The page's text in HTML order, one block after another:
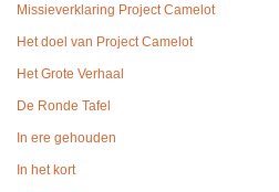
Missieverklaring Project Camelot
Het doel van Project Camelot
Het Grote Verhaal
De Ronde Tafel
In ere gehouden
In het kort